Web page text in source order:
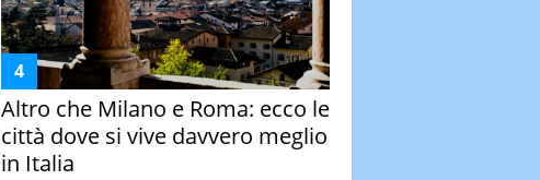
Altro che Milano e Roma: ecco le
città dove si vive davvero meglio
in Italia